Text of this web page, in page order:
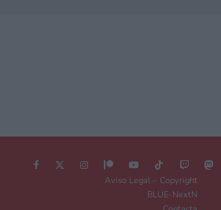
Aviso Legal – Copyright
BLUE-NextN